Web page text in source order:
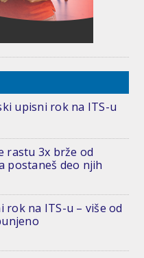
upisni rok na ITS-u
rastu 3x brže od
postaneš deo njih
rok na ITS-u – više od